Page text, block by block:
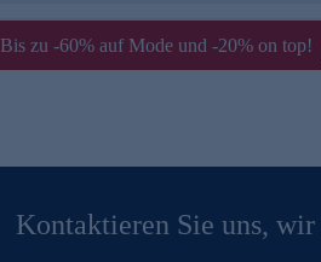
Bis zu -60% auf Mode und -20% on top!
Kontaktieren Sie uns, wir